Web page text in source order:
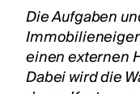
Die Aufgaben
einen externen
Dabei wird die